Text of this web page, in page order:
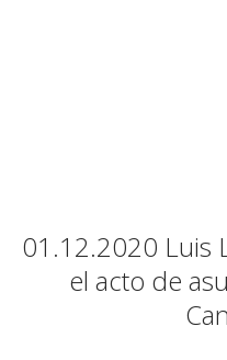
01.12.2020 Luis
el acto de